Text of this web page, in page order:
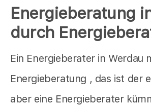
Energieberatung
durch
Ein Energieberater in Werdau
Energieberatung , das ist der
aber eine Energieberater